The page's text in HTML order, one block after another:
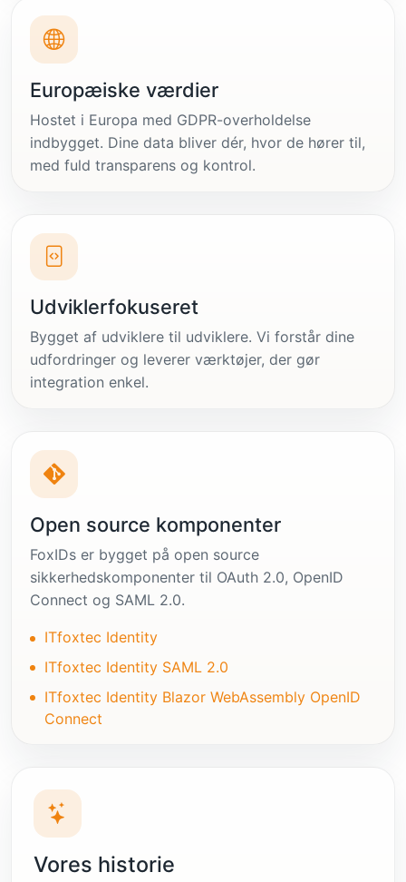
Europæiske værdier
Hostet i Europa med GDPR-overholdelse
indbygget. Dine data bliver dér, hvor de hører til,
med fuld transparens og kontrol.
Udviklerfokuseret
Bygget af udviklere til udviklere. Vi forstår dine
udfordringer og leverer værktøjer, der gør
integration enkel.
Open source komponenter
FoxIDs er bygget på open source
sikkerhedskomponenter til OAuth 2.0, OpenID
Connect og SAML 2.0.
ITfoxtec Identity
ITfoxtec Identity SAML 2.0
ITfoxtec Identity Blazor WebAssembly OpenID
Connect
Vores historie